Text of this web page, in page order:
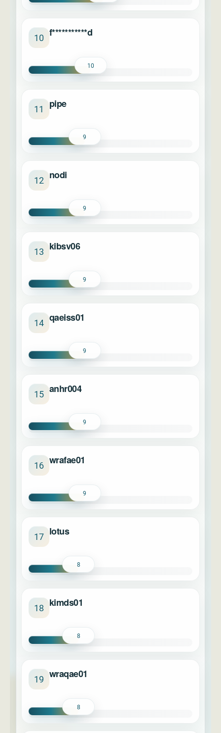
10 f***********d
10
11 pipe
9
12 nodi
9
13 kibsv06
9
14 qaeiss01
9
15 anhr004
9
16 wrafae01
9
17 lotus
8
18 kimds01
8
19 wraqae01
8